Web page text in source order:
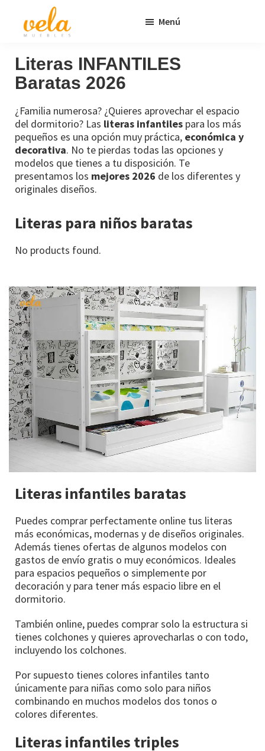
principal
página
Muebles
Baratos
Online
Outlet
Menú
Literas INFANTILES
Baratas 2026
¿Familia numerosa? ¿Quieres aprovechar el espacio
del dormitorio? Las literas infantiles para los más
pequeños es una opción muy práctica, económica y
decorativa. No te pierdas todas las opciones y
modelos que tienes a tu disposición. Te
presentamos los mejores 2026 de los diferentes y
originales diseños.
Literas para niños baratas
No products found.
Literas infantiles baratas
Puedes comprar perfectamente online tus literas
más económicas, modernas y de diseños originales.
Además tienes ofertas de algunos modelos con
gastos de envío gratis o muy económicos. Ideales
para espacios pequeños o simplemente por
decoración y para tener más espacio libre en el
dormitorio.
También online, puedes comprar solo la estructura si
tienes colchones y quieres aprovecharlas o con todo,
incluyendo los colchones.
Por supuesto tienes colores infantiles tanto
únicamente para niñas como solo para niños
combinando en muchos modelos dos tonos o
colores diferentes.
Literas infantiles triples